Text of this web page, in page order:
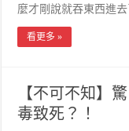
麼才剛說就吞東西進
看更多 »
【不可不知】
毒致死？！